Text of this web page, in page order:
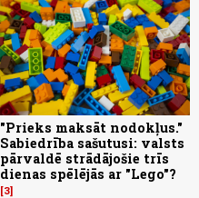
"Prieks maksāt nodokļus."
Sabiedrība sašutusi: valsts
pārvaldē strādājošie trīs
dienas spēlējās ar "Lego"?
3